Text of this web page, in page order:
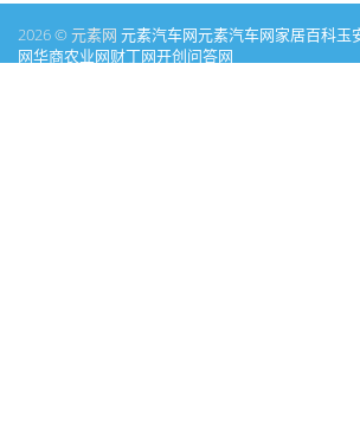
2026 © 元素网 元素汽车网元素汽车网家居百科玉
网华商农业网财丁网开创问答网